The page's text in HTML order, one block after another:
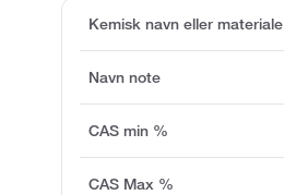
Kemisk navn eller materiale
Navn note
CAS min %
CAS Max %